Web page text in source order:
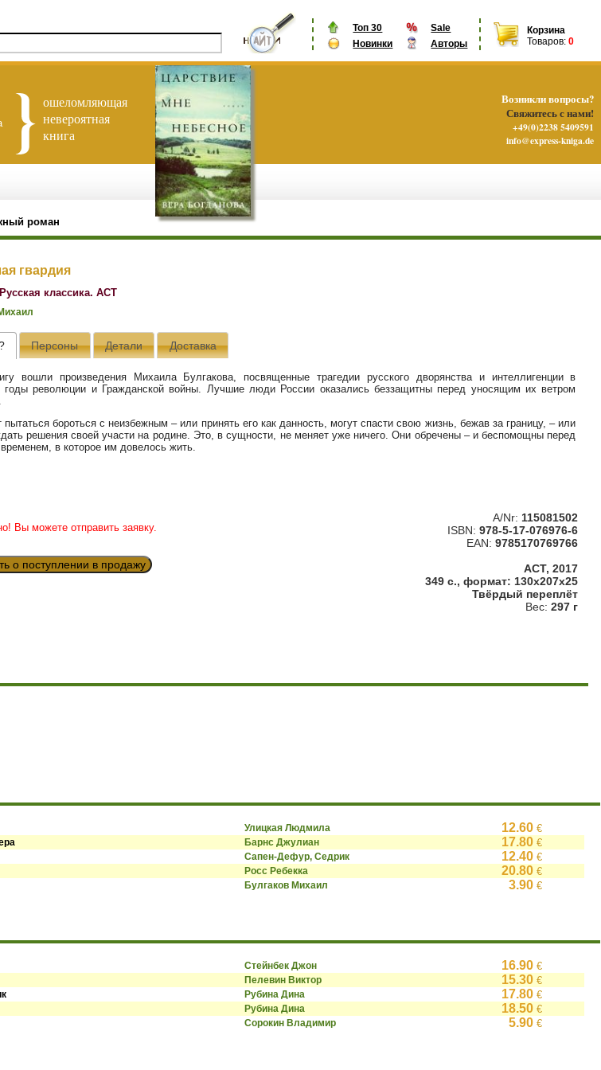
Топ 30
Sale
Новинки
Авторы
Корзина
Товаров: 0
ошеломляющая
невероятная
книга
роман
гвардия
Русская классика. АСТ
Персоны Детали Доставка
вошли произведения Михаила Булгакова, посвященные трагедии русского дворянства и интеллигенции в
годы революции и Гражданской войны. Лучшие люди России оказались беззащитны перед уносящим их ветром
пытаться бороться с неизбежным – или принять его как данность, могут спасти свою жизнь, бежав за границу, – или
решения своей участи на родине. Это, в сущности, не меняет уже ничего. Они обречены – и беспомощны перед
в которое им довелось жить.
Вы можете отправить заявку.
о поступлении в продажу
A/Nr: 115081502
ISBN: 978-5-17-076976-6
EAN: 9785170769766
АСТ, 2017
349 с., формат: 130x207x25
Твёрдый переплёт
Вес: 297 г
Улицкая Людмила 12.60€
Барнс Джулиан 17.80€
Сапен-Дефур, Седрик 12.40€
Росс Ребекка 20.80€
Булгаков Михаил 3.90€
Стейнбек Джон 16.90€
Пелевин Виктор 15.30€
Рубина Дина 17.80€
Рубина Дина 18.50€
Сорокин Владимир 5.90€
Возникли вопросы?
Свяжитесь с нами!
+49(0)2238 5409591
info@express-kniga.de